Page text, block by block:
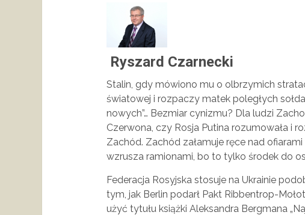
Ryszard Czarnecki
Stalin, gdy mówiono mu o olbrzymich
światowej i rozpaczy matek poległych
nowych”… Bezmiar cynizmu? Dla ludzi
Czerwona, czy Rosja Putina rozumowała i
Zachód. Zachód załamuje ręce nad
wzrusza ramionami, bo to tylko środek do
Federacja Rosyjska stosuje na Ukrainie
tym, jak Berlin podarł Pakt Ribbentrop-
użyć tytułu książki Aleksandra Bergmana